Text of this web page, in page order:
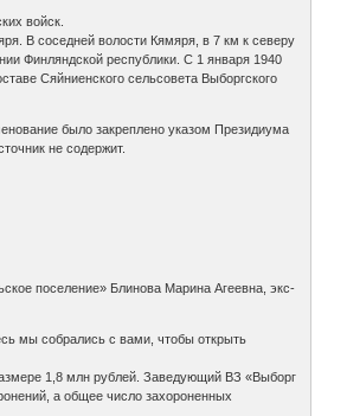
войск.
В соседней волости Кямяря, в 7 км к северу
Финляндской республики. С 1 января 1940
Сяйниенского сельсовета Выборгского
было закреплено указом Президиума
не содержит.
поселение» Блинова Марина Агеевна, экс-
мы собрались с вами, чтобы открыть
1,8 млн рублей. Заведующий ВЗ «Выборг
а общее число захороненных